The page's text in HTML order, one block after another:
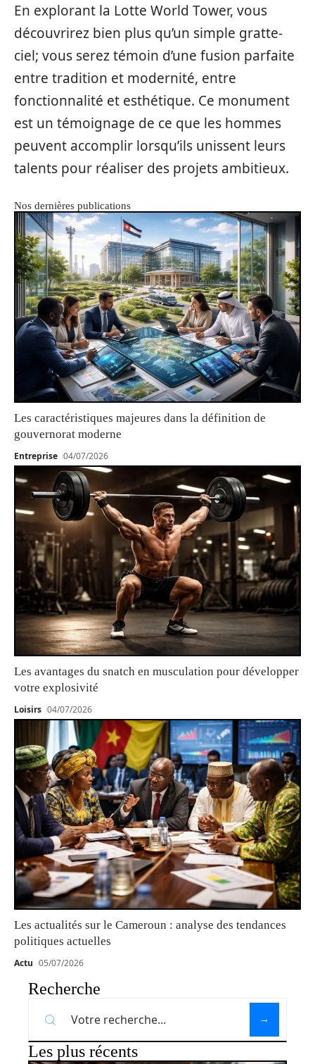
En explorant la Lotte World Tower, vous
découvrirez bien plus qu’un simple gratte-
ciel; vous serez témoin d’une fusion parfaite
entre tradition et modernité, entre
fonctionnalité et esthétique. Ce monument
est un témoignage de ce que les hommes
peuvent accomplir lorsqu’ils unissent leurs
talents pour réaliser des projets ambitieux.
Nos dernières publications
Les caractéristiques majeures dans la définition de
gouvernorat moderne
Entreprise 04/07/2026
Les avantages du snatch en musculation pour développer
votre explosivité
Loisirs 04/07/2026
Les actualités sur le Cameroun : analyse des tendances
politiques actuelles
Actu 05/07/2026
Recherche
Les plus récents